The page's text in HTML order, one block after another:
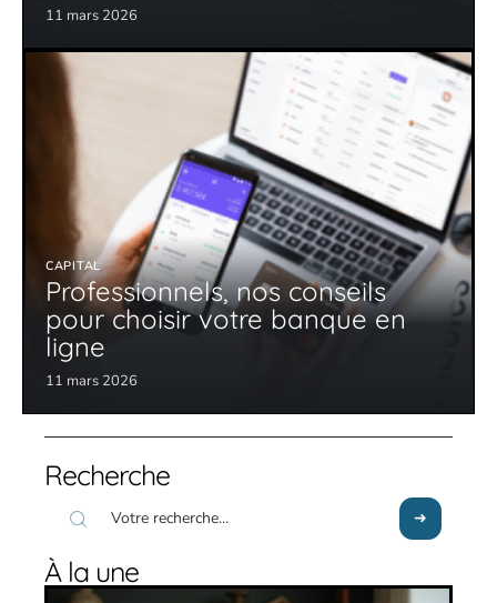
11 mars 2026
CAPITAL
Professionnels, nos conseils
pour choisir votre banque en
ligne
11 mars 2026
Recherche
À la une